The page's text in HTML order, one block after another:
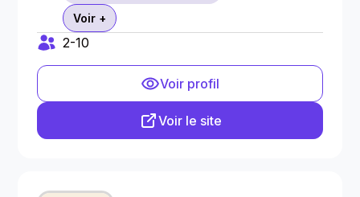
Voir +
2-10
Voir profil
Voir le site